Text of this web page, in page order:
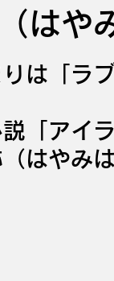
はや
は「ラ
「アイ
はやみは